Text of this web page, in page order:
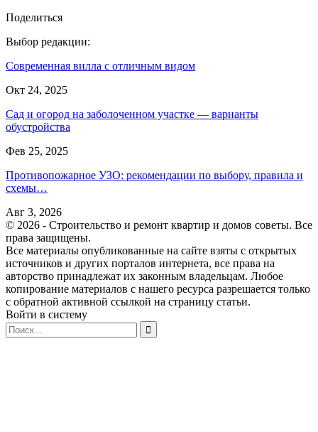
Поделиться
Выбор редакции:
Современная вилла с отличным видом
Окт 24, 2025
Сад и огород на заболоченном участке — варианты
обустройства
Фев 25, 2025
Противопожарное УЗО: рекомендации по выбору, правила и
схемы…
Авг 3, 2026
© 2026 - Строительство и ремонт квартир и домов советы. Все
права защищены.
Все материалы опубликованные на сайте взяты с открытых
источников и других порталов интернета, все права на
авторство принадлежат их законным владельцам. Любое
копирование материалов с нашего ресурса разрешается только
с обратной активной ссылкой на страницу статьи.
Войти в систему